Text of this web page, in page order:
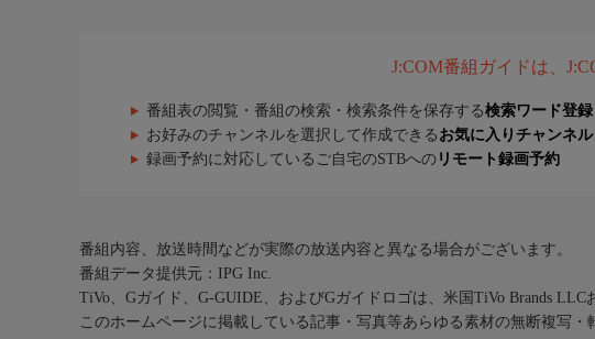
J:COM番組ガイドは、
番組表の閲覧・番組の検索・検索条件を保存する検索ワード登録
お好みのチャンネルを選択して作成できる お気に入りチャンネル
録画予約に対応しているご自宅のSTBへの リモート録画予約
番組内容、放送時間などが実際の放送内容と異なる場合がございます。
番組データ提供元：IPG Inc.
TiVo、Gガイド、G-GUIDE、およびGガイドロゴは、米国TiVo Brands
このホームページに掲載している記事・写真等あらゆる素材の無断複写・